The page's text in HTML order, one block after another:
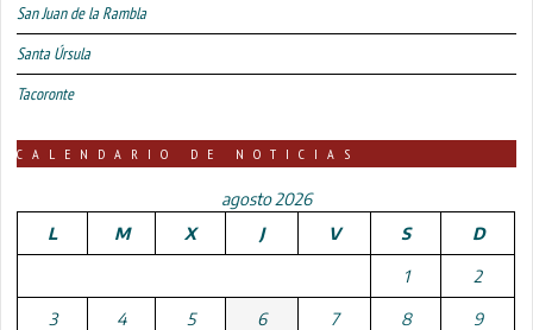
San Juan de la Rambla
Santa Úrsula
Tacoronte
CALENDARIO DE NOTICIAS
agosto 2026
L
M X J V S D
1 2
3 4 5 6 7 8 9